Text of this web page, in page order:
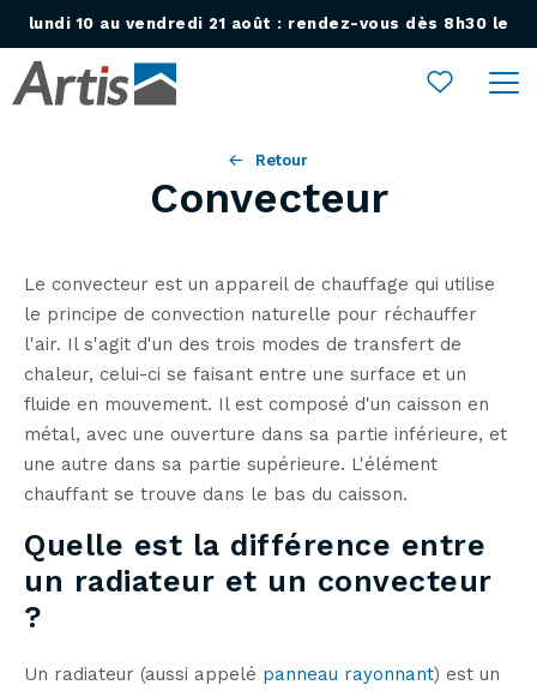
lundi 10 au vendredi 21 août : rendez-vous dès 8h30 le
Ouvrir le menu
Retour
Convecteur
Le convecteur est un appareil de chauffage qui utilise
le principe de convection naturelle pour réchauffer
l'air. Il s'agit d'un des trois modes de transfert de
chaleur, celui-ci se faisant entre une surface et un
fluide en mouvement. Il est composé d'un caisson en
métal, avec une ouverture dans sa partie inférieure, et
une autre dans sa partie supérieure. L'élément
chauffant se trouve dans le bas du caisson.
Quelle est la différence entre
un radiateur et un convecteur
?
Un radiateur (aussi appelé panneau rayonnant) est un